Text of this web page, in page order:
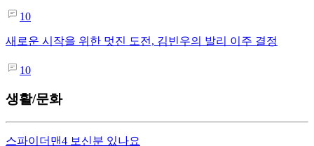
10
새로운 시작을 위한 멋진 도전, 김빈우의 발리 이주 결정
10
생활/문화
스파이더맨4 보신분 있나요